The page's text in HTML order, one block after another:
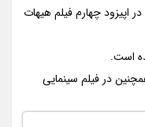
اپیزود چهارم فیلم هیهات
است.
در فیلم سینمایی